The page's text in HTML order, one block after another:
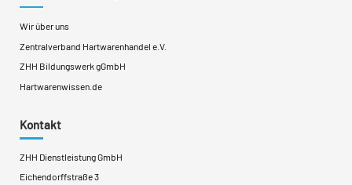
Wir über uns
Zentralverband Hartwarenhandel e.V.
ZHH Bildungswerk gGmbH
Hartwarenwissen.de
Kontakt
ZHH Dienstleistung GmbH
Eichendorffstraße 3